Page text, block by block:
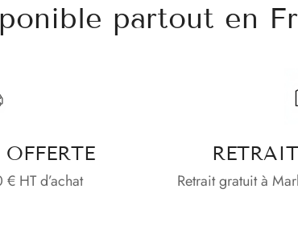
partout en
HT d’achat Retrait gratuit à